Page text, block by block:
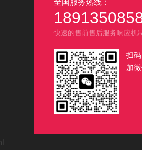
全国服务热线：
快速的售前售后服务响应机
扫码
加